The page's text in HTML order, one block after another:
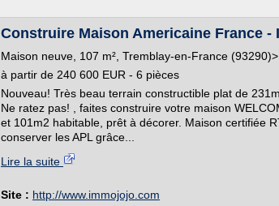
Construire Maison Americaine France -
Maison neuve, 107 m², Tremblay-en-France (93290)>
à partir de 240 600 EUR - 6 pièces
Nouveau! Très beau terrain constructible plat de
Ne ratez pas! , faites construire votre maison
et 101m2 habitable, prêt à décorer. Maison certifiée
conserver les APL grâce...
Lire la suite
Site : http://www.immojojo.com